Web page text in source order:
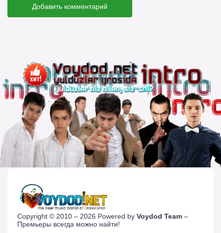
Добавить комментарий
Copyright © 2010 – 2026 Powered by Voydod Team –
Премьеры всегда можно найти!